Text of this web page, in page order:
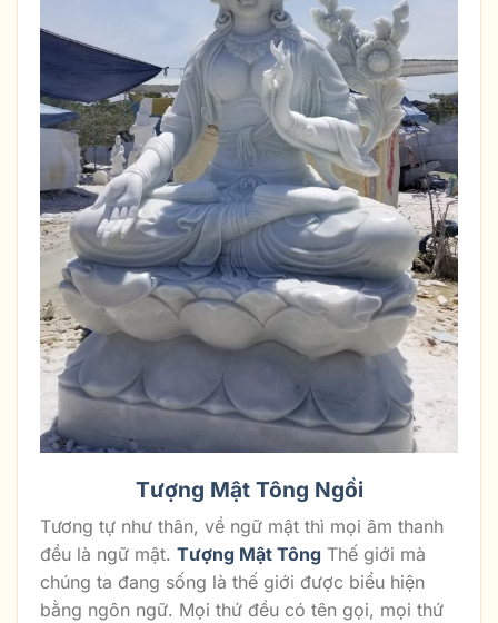
Tượng Mật Tông Ngồi
Tương tự như thân, về ngữ mật thì mọi âm thanh
đều là ngữ mật. Tượng Mật Tông Thế giới mà
chúng ta đang sống là thế giới được biểu hiện
bằng ngôn ngữ. Mọi thứ đều có tên gọi, mọi thứ